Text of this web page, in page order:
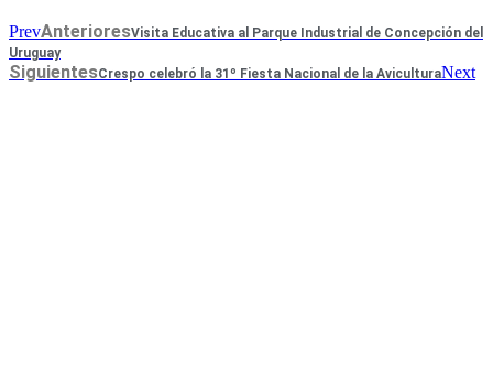
PrevAnterioresVisita Educativa al Parque Industrial de Concepción del
Uruguay
SiguientesCrespo celebró la 31º Fiesta Nacional de la AviculturaNext